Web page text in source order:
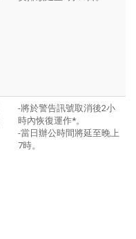
-將於警告訊號取消後2小
時內恢復運作*。
-當日辦公時間將延至晚上
7時。